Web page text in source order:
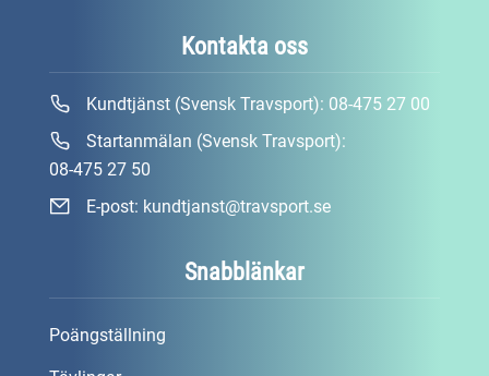
Snabblänkar
Poängställning
Kontakta oss
Kundtjänst (Svensk Travsport): 08-475 27 00
Startanmälan (Svensk Travsport):
08-475 27 50
E-post: kundtjanst@travsport.se